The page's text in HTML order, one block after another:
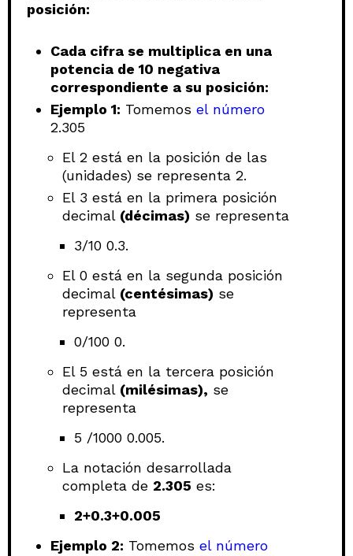
posición:
Cada cifra se multiplica en una
potencia de 10 negativa
correspondiente a su posición:
Ejemplo 1: Tomemos el número
2.305
El 2 está en la posición de las
(unidades) se representa 2.
El 3 está en la primera posición
decimal (décimas) se representa
3/10 0.3.
El 0 está en la segunda posición
decimal (centésimas) se
representa
0/100 0.
El 5 está en la tercera posición
decimal (milésimas), se
representa
5 /1000 0.005.
La notación desarrollada
completa de 2.305 es:
2+0.3+0.005
Ejemplo 2: Tomemos el número